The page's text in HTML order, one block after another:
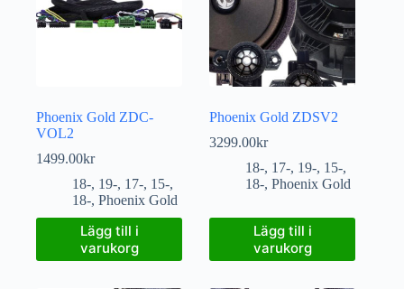
Phoenix Gold ZDC-
VOL2
1499.00kr
18-, 19-, 17-, 15-,
18-, Phoenix Gold
Lägg till i
varukorg
Phoenix Gold ZDSV2
3299.00kr
18-, 17-, 19-, 15-,
18-,Phoenix Gold
Lägg till i
varukorg